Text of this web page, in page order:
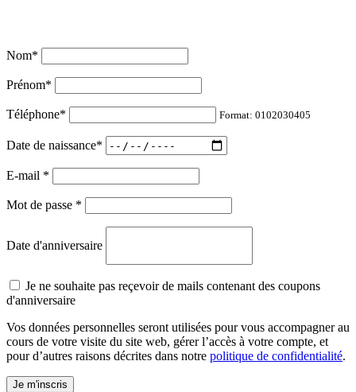
Nom*
Prénom*
Téléphone* Format: 0102030405
Date de naissance*
E-mail *
Mot de passe *
Date d'anniversaire
Je ne souhaite pas reçevoir de mails contenant des coupons
d'anniversaire
Vos données personnelles seront utilisées pour vous accompagner au
cours de votre visite du site web, gérer l’accès à votre compte, et
pour d’autres raisons décrites dans notre politique de confidentialité.
Je m'inscris